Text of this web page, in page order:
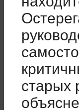
старых